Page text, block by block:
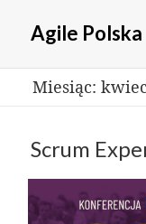
Agile Polska
Miesiąc:
Scrum